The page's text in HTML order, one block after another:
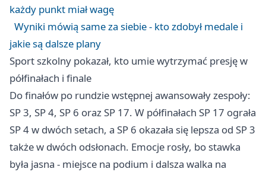
każdy punkt miał wagę
Wyniki mówią same za siebie - kto zdobył medale i
jakie są dalsze plany
Sport szkolny pokazał, kto umie wytrzymać presję w
półfinałach i finale
Do finałów po rundzie wstępnej awansowały zespoły:
SP 3, SP 4, SP 6 oraz SP 17. W półfinałach SP 17 ograła
SP 4 w dwóch setach, a SP 6 okazała się lepsza od SP 3
także w dwóch odsłonach. Emocje rosły, bo stawka
była jasna - miejsce na podium i dalsza walka na